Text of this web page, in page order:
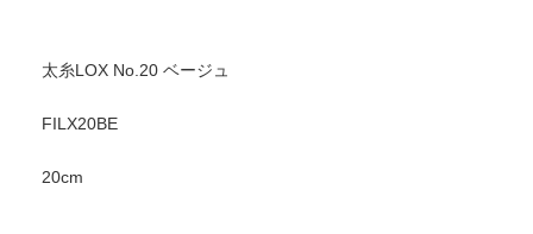
太糸LOX No.20 ベージュ
FILX20BE
20cm